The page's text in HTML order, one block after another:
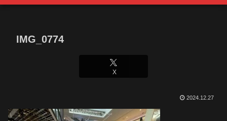
IMG_0774
X
2024.12.27